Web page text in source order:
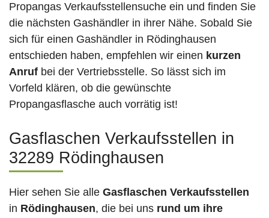
Propangas Verkaufsstellensuche ein und finden Sie
die nächsten Gashändler in ihrer Nähe. Sobald Sie
sich für einen Gashändler in Rödinghausen
entschieden haben, empfehlen wir einen kurzen
Anruf bei der Vertriebsstelle. So lässt sich im
Vorfeld klären, ob die gewünschte
Propangasflasche auch vorrätig ist!
Gasflaschen Verkaufsstellen in
32289 Rödinghausen
Hier sehen Sie alle Gasflaschen Verkaufsstellen
in Rödinghausen, die bei uns rund um ihre